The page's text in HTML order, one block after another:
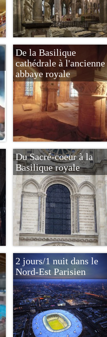
De la Basilique
cathédrale à l'ancienne
abbaye royale
Du Sacré-coeur à la
Basilique royale
2 jours/1 nuit dans le
Nord-Est Parisien